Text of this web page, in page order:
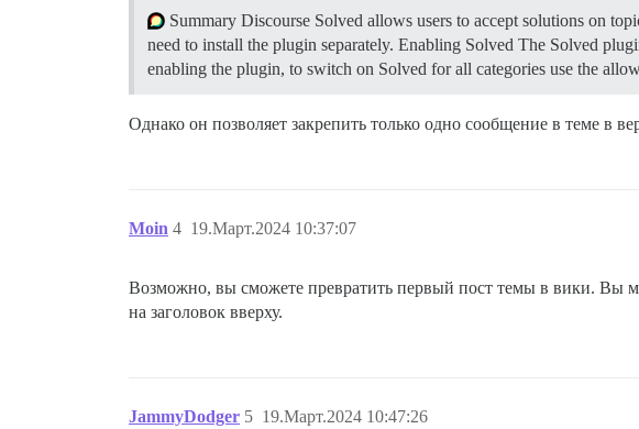
Summary Discourse Solved allows users to accept solutions on
need to install the plugin separately. Enabling Solved The Solved
enabling the plugin, to switch on Solved for all categories use the
Однако он позволяет закрепить только одно сообщение в теме в
Moin 19.Март.2024 10:37:07
4
Возможно, вы сможете превратить первый пост темы в вики. Вы
на заголовок вверху.
JammyDodger 19.Март.2024 10:47:26
5